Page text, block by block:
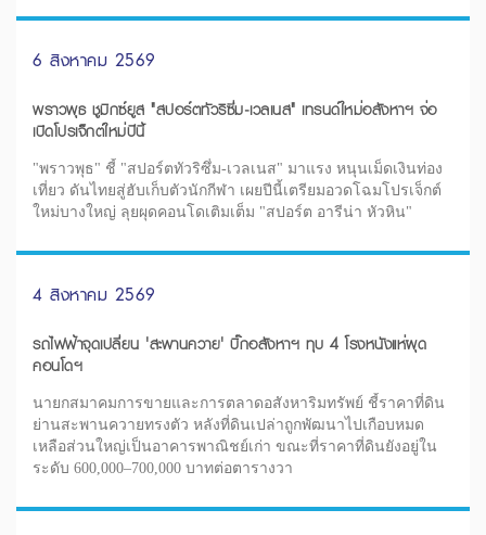
6 สิงหาคม 2569
พราวพุธ ชูมิกซ์ยูส "สปอร์ตทัวริซึ่ม-เวลเนส" เทรนด์ใหม่อสังหาฯ จ่อ
เปิดโปรเจ็กต์ใหม่ปีนี้
"พราวพุธ" ชี้ "สปอร์ตทัวริซึ่ม-เวลเนส" มาแรง หนุนเม็ดเงินท่อง
เที่ยว ดันไทยสู่ฮับเก็บตัวนักกีฬา เผยปีนี้เตรียมอวดโฉมโปรเจ็กต์
ใหม่บางใหญ่ ลุยผุดคอนโดเติมเต็ม "สปอร์ต อารีน่า หัวหิน"
4 สิงหาคม 2569
รถไฟฟ้าจุดเปลี่ยน 'สะพานควาย' บิ๊กอสังหาฯ ทุบ 4 โรงหนังแห่ผุด
คอนโดฯ
นายกสมาคมการขายและการตลาดอสังหาริมทรัพย์ ชี้ราคาที่ดิน
ย่านสะพานควายทรงตัว หลังที่ดินเปล่าถูกพัฒนาไปเกือบหมด
เหลือส่วนใหญ่เป็นอาคารพาณิชย์เก่า ขณะที่ราคาที่ดินยังอยู่ใน
ระดับ 600,000–700,000 บาทต่อตารางวา